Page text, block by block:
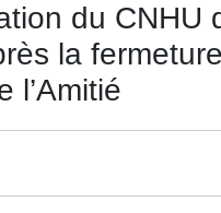
du CNHU
la
l’Amitié